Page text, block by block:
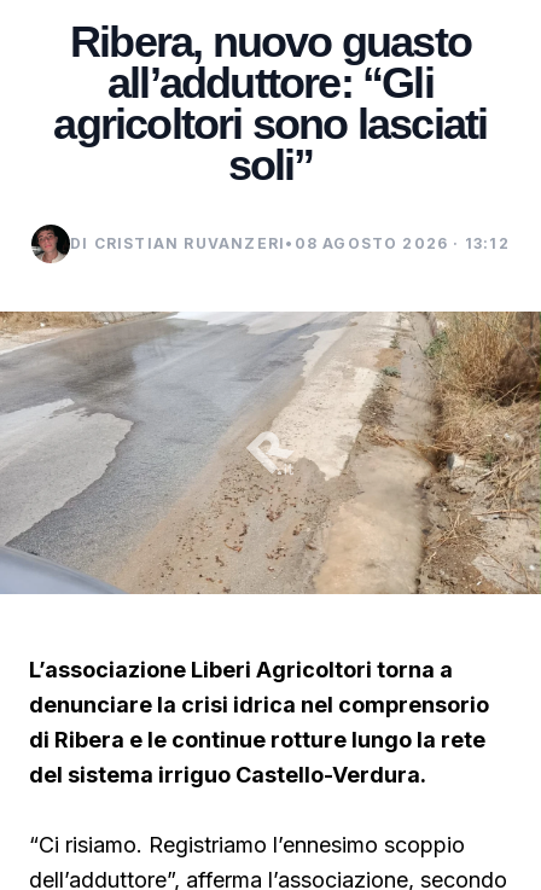
Ribera, nuovo guasto
all’adduttore: “Gli
agricoltori sono lasciati
soli”
DI CRISTIAN RUVANZERI • 08 AGOSTO 2026 · 13:12
L’associazione Liberi Agricoltori torna a
denunciare la crisi idrica nel comprensorio
di Ribera e le continue rotture lungo la rete
del sistema irriguo Castello-Verdura.
“Ci risiamo. Registriamo l’ennesimo scoppio
dell’adduttore”, afferma l’associazione, secondo